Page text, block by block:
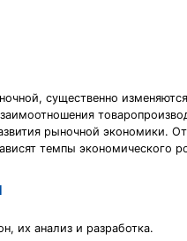
существенно
рыночной экономики.
темпы экономического
их анализ и разработка.